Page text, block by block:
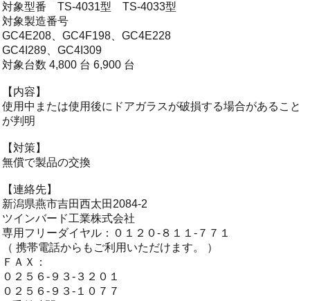
対象型番 TS-4031型 TS-4033型
対象製造番号
GC4E208、GC4F198、GC4E228
GC4I289、GC4I309
対象台数 4,800 台 6,900 台
【内容】
使用中または使用後にドアガラスが破損する場合があること
が判明
【対策】
無償で製品の交換
【連絡先】
新潟県燕市吉田西太田2084-2
ツインバード工業株式会社
専用フリーダイヤル：０１２０‐８１１‐７７１
（ 携帯電話からもご利用いただけます。 ）
ＦＡＸ：
０２５６‐９３‐３２０１
０２５６‐９３‐１０７７